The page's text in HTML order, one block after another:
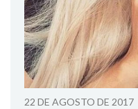
22 DE AGOSTO DE 2017